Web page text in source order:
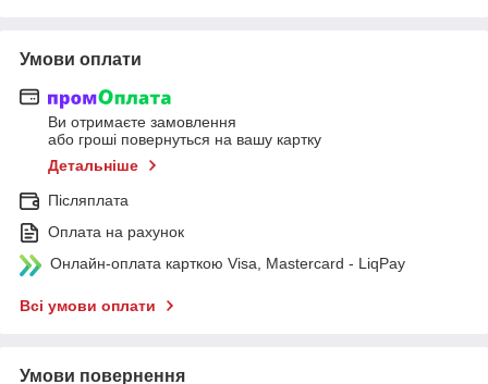
Умови оплати
Ви отримаєте замовлення
або гроші повернуться на вашу картку
Детальніше
Післяплата
Оплата на рахунок
Онлайн-оплата карткою Visa, Mastercard - LiqPay
Всі умови оплати
Умови повернення